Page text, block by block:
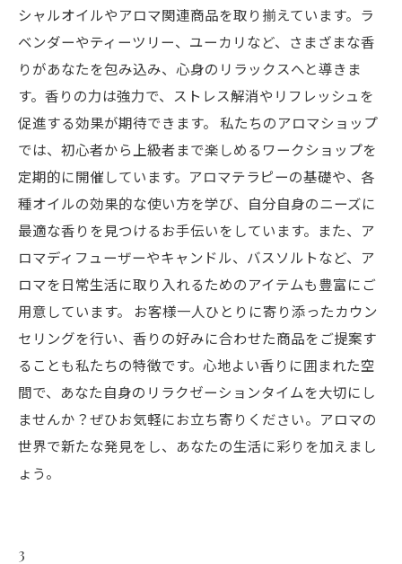
シャルオイルやアロマ関連商品を取り揃えています。ラ
ベンダーやティーツリー、ユーカリなど、さまざまな香
りがあなたを包み込み、心身のリラックスへと導きま
す。香りの力は強力で、ストレス解消やリフレッシュを
促進する効果が期待できます。 私たちのアロマショップ
では、初心者から上級者まで楽しめるワークショップを
定期的に開催しています。アロマテラピーの基礎や、各
種オイルの効果的な使い方を学び、自分自身のニーズに
最適な香りを見つけるお手伝いをしています。また、ア
ロマディフューザーやキャンドル、バスソルトなど、ア
ロマを日常生活に取り入れるためのアイテムも豊富にご
用意しています。 お客様一人ひとりに寄り添ったカウン
セリングを行い、香りの好みに合わせた商品をご提案す
ることも私たちの特徴です。心地よい香りに囲まれた空
間で、あなた自身のリラクゼーションタイムを大切にし
ませんか？ぜひお気軽にお立ち寄りください。アロマの
世界で新たな発見をし、あなたの生活に彩りを加えまし
ょう。
3